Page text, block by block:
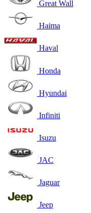
Great Wall
Haima
Haval
Honda
Hyundai
Infiniti
Isuzu
JAC
Jaguar
Jeep